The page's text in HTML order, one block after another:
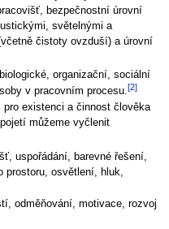
bezpečnostní úrovní
světelnými a
čistoty ovzduší) a úrovní
organizační, sociální
v pracovním procesu.[2]
pro existenci a činnost člověka
můžeme vyčlenit
uspořádání, barevné řešení,
prostoru, osvětlení, hluk,
odměňování, motivace, rozvoj